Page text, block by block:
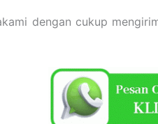
dengan cukup